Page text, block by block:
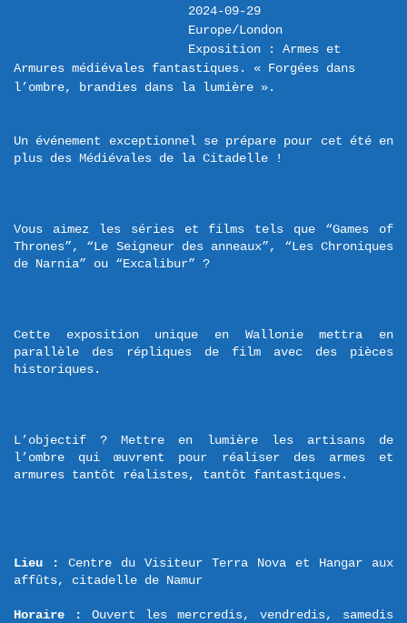
2024-09-29
Europe/London
Exposition : Armes et
Armures médiévales fantastiques. « Forgées dans
l’ombre, brandies dans la lumière ».
Un événement exceptionnel se prépare pour cet été en
plus des Médiévales de la Citadelle !
Vous aimez les séries et films tels que “Games of
Thrones”, “Le Seigneur des anneaux”, “Les Chroniques
de Narnia” ou “Excalibur” ?
Cette exposition unique en Wallonie mettra en
parallèle des répliques de film avec des pièces
historiques.
L’objectif ? Mettre en lumière les artisans de
l’ombre qui œuvrent pour réaliser des armes et
armures tantôt réalistes, tantôt fantastiques.
Lieu :
Centre du Visiteur Terra Nova et Hangar aux
affûts, citadelle de Namur
Horaire :
Ouvert les mercredis, vendredis, samedis